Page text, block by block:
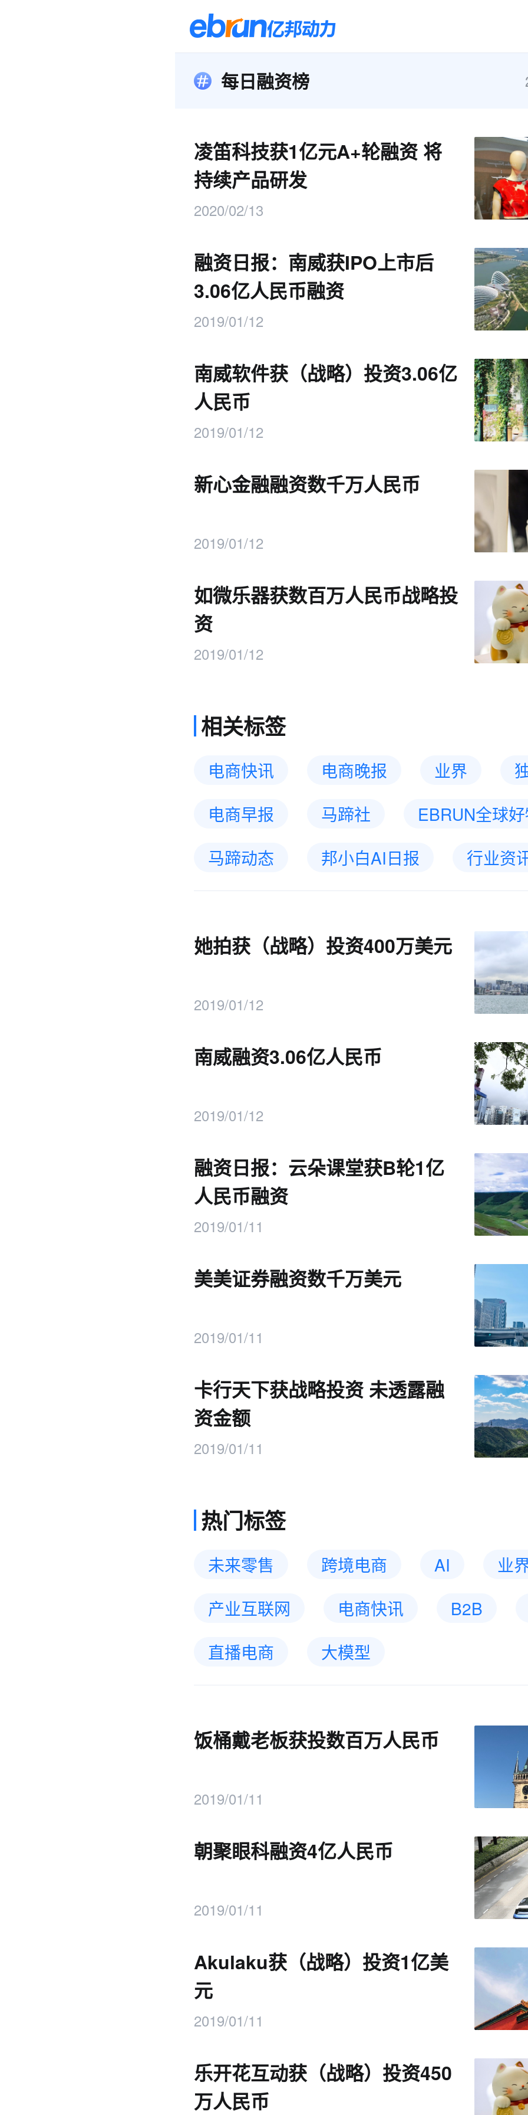
每日融资榜
凌笛科技获1亿元A+轮融资 将
持续产品研发
2020/02/13
融资日报：南威获IPO上市后
3.06亿人民币融资
2019/01/12
南威软件获（战略）投资3.06亿
人民币
2019/01/12
新心金融融资数千万人民币
2019/01/12
如微乐器获数百万人民币战略投
资
2019/01/12
相关标签
电商快讯 电商晚报 业界
电商早报
马蹄社
EBRUN全球
马蹄动态
邦小白AI日报 行业资
她拍获（战略）投资400万美元
2019/01/12
南威融资3.06亿人民币
2019/01/12
融资日报：云朵课堂获B轮1亿
人民币融资
2019/01/11
美美证券融资数千万美元
2019/01/11
卡行天下获战略投资 未透露融
资金额
2019/01/11
热门标签
未来零售 跨境电商 AI
业
产业互联网
电商快讯
B2B
直播电商
大模型
饭桶戴老板获投数百万人民币
2019/01/11
朝聚眼科融资4亿人民币
2019/01/11
Akulaku获（战略）投资1亿美
元
2019/01/11
乐开花互动获（战略）投资450
万人民币